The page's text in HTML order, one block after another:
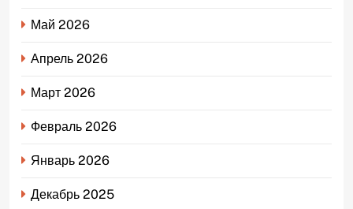
Май 2026
Апрель 2026
Март 2026
Февраль 2026
Январь 2026
Декабрь 2025